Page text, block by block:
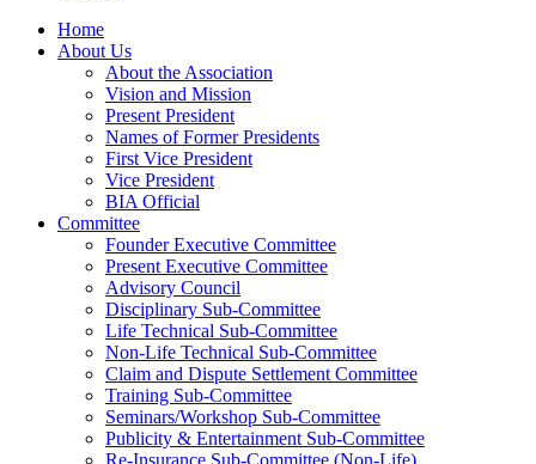
Home
About Us
About the Association
Vision and Mission
Present President
Names of Former Presidents
First Vice President
Vice President
BIA Official
Committee
Founder Executive Committee
Present Executive Committee
Advisory Council
Disciplinary Sub-Committee
Life Technical Sub-Committee
Non-Life Technical Sub-Committee
Claim and Dispute Settlement Committee
Training Sub-Committee
Seminars/Workshop Sub-Committee
Publicity & Entertainment Sub-Committee
Re-Insurance Sub-Committee (Non-Life)